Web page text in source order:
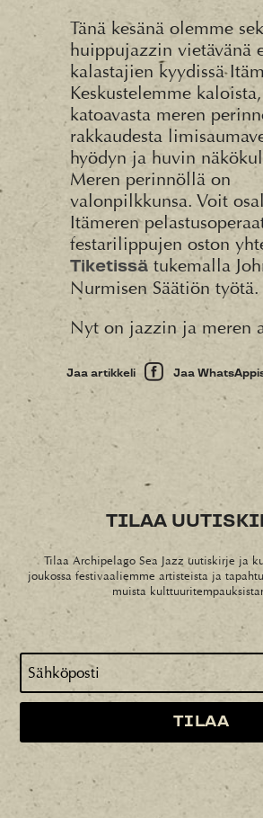
Tänä kesänä olemme
huippujazzin vietävänä
kalastajien kyydissä
Keskustelemme kaloista,
katoavasta meren
rakkaudesta
hyödyn ja huvin
Meren perinnöllä on
valonpilkkunsa. Voit
Itämeren
festarilippujen oston
Tiketissätukemalla
Nurmisen Säätiön työtä.
Nyt on jazzin ja meren
Jaa artikkeli Jaa
TILAA
Tilaa Archipelago Sea Jazz uutiskirje ja
joukossa festivaaliemme artisteista ja
muista